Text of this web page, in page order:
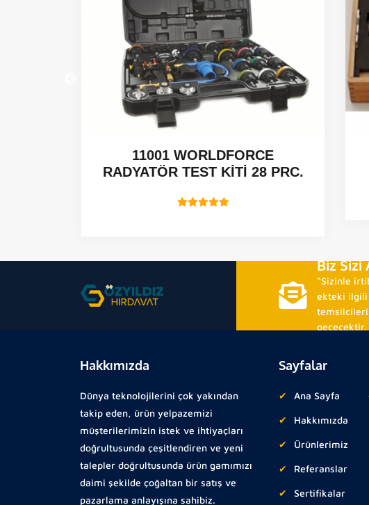
11001 WORLDFORCE
RADYATÖR TEST KİTİ 28 PRC.
Biz Sizi
“Sizinle
ekteki ilgili
geçecektir.
Hakkımızda
Dünya teknolojilerini çok yakından
takip eden, ürün yelpazemizi
müşterilerimizin istek ve ihtiyaçları
doğrultusunda çeşitlendiren ve yeni
talepler doğrultusunda ürün gamımızı
daimi şekilde çoğaltan bir satış ve
pazarlama anlayışına sahibiz.
Sayfalar
Ana Sayfa
Hakkımızda
Ürünlerimiz
Referanslar
Sertifikalar